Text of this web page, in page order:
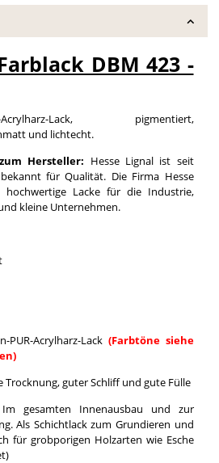
DBM 423 -
Acrylharz-Lack, pigmentiert,
und lichtecht.
Hersteller: Hesse Lignal ist seit
für Qualität. Die Firma Hesse
hochwertige Lacke für die Industrie,
kleine Unternehmen.
PUR-Acrylharz-Lack (Farbtöne siehe
Trocknung, guter Schliff und gute Fülle
Im gesamten Innenausbau und zur
Als Schichtlack zum Grundieren und
für grobporigen Holzarten wie Esche